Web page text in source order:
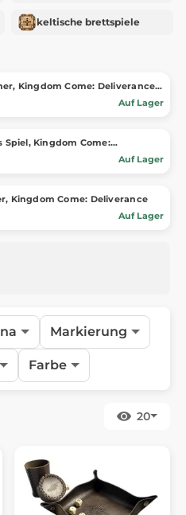
keltische brettspiele
Kingdom Come: Deliverance,
Auf Lager
Spiel, Kingdom Come:
Auf Lager
Kingdom Come: Deliverance
Auf Lager
Markierung
Farbe
20